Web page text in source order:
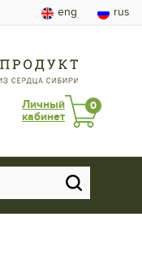
eng rus
Личный
кабинет
0